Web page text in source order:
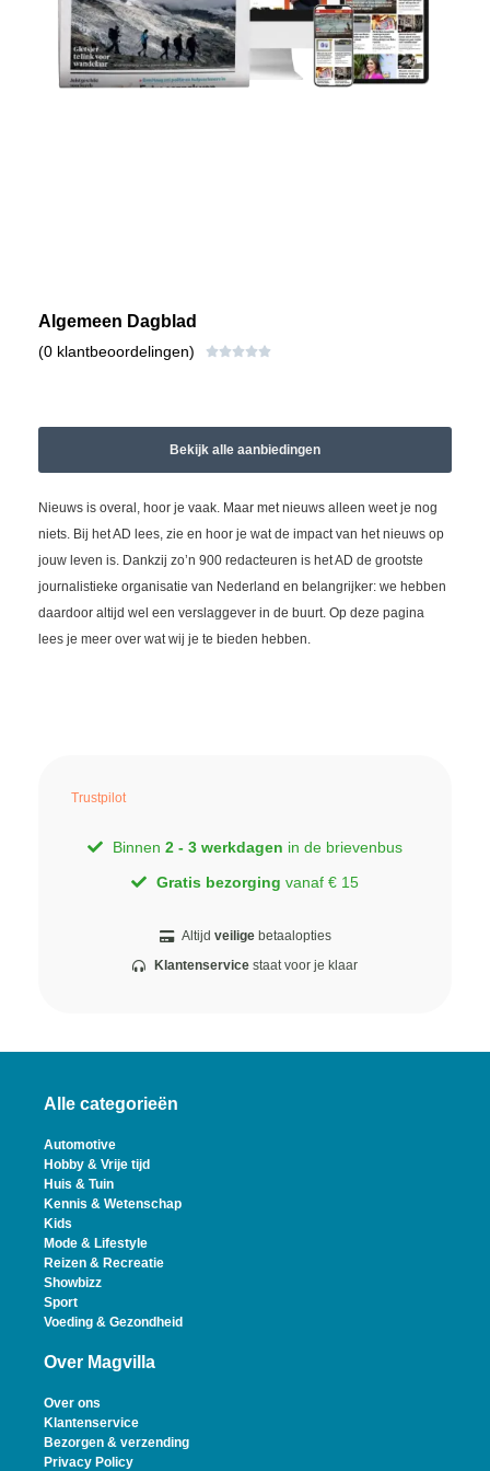
Algemeen Dagblad
(0 klantbeoordelingen) 
Bekijk alle aanbiedingen
Nieuws is overal, hoor je vaak. Maar met nieuws alleen weet je nog
niets. Bij het AD lees, zie en hoor je wat de impact van het nieuws op
jouw leven is. Dankzij zo’n 900 redacteuren is het AD de grootste
journalistieke organisatie van Nederland en belangrijker: we hebben
daardoor altijd wel een verslaggever in de buurt. Op deze pagina
lees je meer over wat wij je te bieden hebben.
Trustpilot
Binnen 2 - 3 werkdagen in de brievenbus
Gratis bezorging vanaf € 15
Altijd veiligebetaalopties
Klantenservice staat voor je klaar
Alle categorieën
Automotive
Hobby & Vrije tijd
Huis & Tuin
Kennis & Wetenschap
Kids
Mode & Lifestyle
Reizen & Recreatie
Showbizz
Sport
Voeding & Gezondheid
Over Magvilla
Over ons
Klantenservice
Bezorgen & verzending
Privacy Policy